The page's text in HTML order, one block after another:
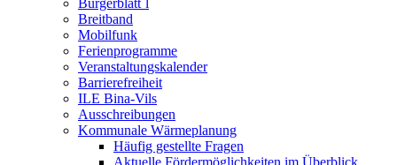
Bürgerblatt`l
Breitband
Mobilfunk
Ferienprogramme
Veranstaltungskalender
Barrierefreiheit
ILE Bina-Vils
Ausschreibungen
Kommunale Wärmeplanung
Häufig gestellte Fragen
Aktuelle Fördermöglichkeiten im Überblick